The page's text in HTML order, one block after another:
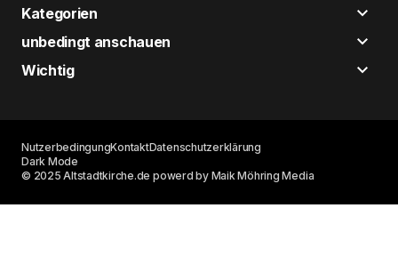
Kategorien
unbedingt anschauen
Wichtig
© 2025 Altstadtkirche.de powerd by Maik Möhring Media
NutzerbedingungKontaktDatenschutzerklärung
Dark Mode